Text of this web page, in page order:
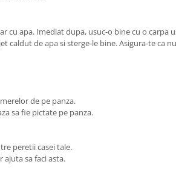
cu apa. Imediat dupa, usuc-o bine cu o
caldut de apa si sterge-le bine. Asigura-te
de pe panza.
sa fie pictate pe panza.
peretii casei tale.
ajuta sa faci asta.